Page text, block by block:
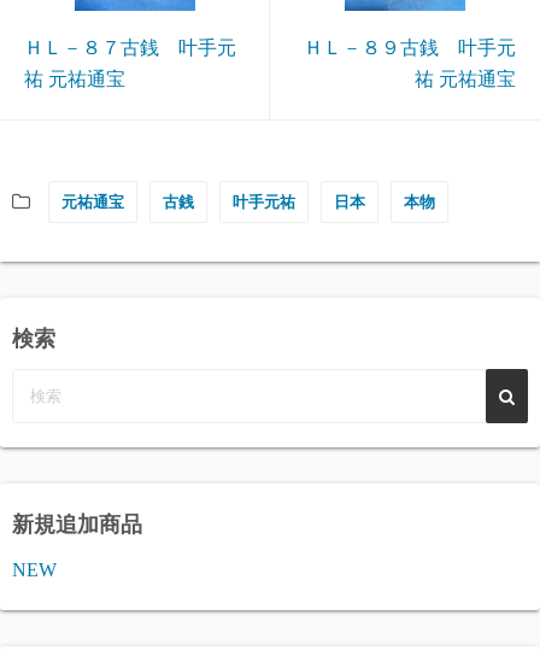
ＨＬ－８７古銭 叶手元
祐 元祐通宝
ＨＬ－８９古銭 叶手元
祐 元祐通宝
元祐通宝 古銭 叶手元祐 日本 本物
検索
新規追加商品
NEW